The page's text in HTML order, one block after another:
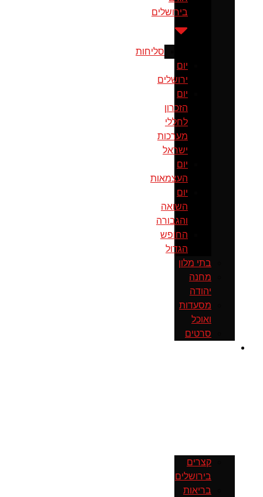
בירושלים
סליחות
יום
ירושלים
יום
הזכרון
לחללי
מערכות
ישראל
יום
העצמאות
יום
השואה
והגבורה
החופש
הגדול
בתי מלון
מחנה
יהודה
מסעדות
ואוכל
סרטים
קצרים
בירושלים
בריאות